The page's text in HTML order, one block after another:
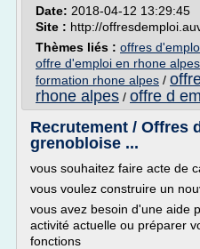
Date: 2018-04-12 13:29:45
Site : http://
Thèmes liés : offres
offre d'emploi en rhone
formation rhone alpes /
rhone alpes / offre d
Recrutement / Offres
grenobloise ...
vous souhaitez faire acte de
vous voulez construire un
vous avez besoin d'une aide
activité actuelle ou préparer
fonctions